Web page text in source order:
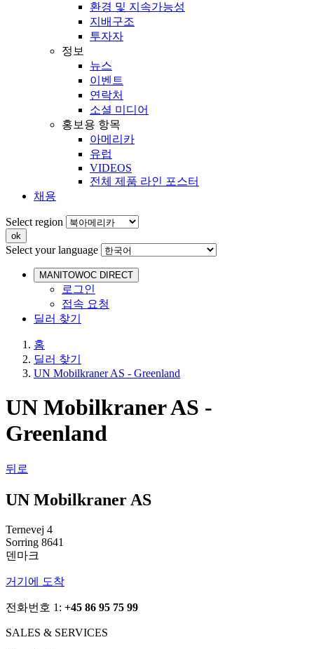
환경 및 지속가능성
지배구조
투자자
정보
뉴스
이벤트
연락처
소셜 미디어
홍보용 항목
아메리카
유럽
VIDEOS
전체 제품 라인 포스터
채용
Select region
Select your language
MANITOWOC DIRECT
로그인
접속 요청
딜러 찾기
홈
딜러 찾기
UN Mobilkraner AS - Greenland
UN Mobilkraner AS -
Greenland
뒤로
UN Mobilkraner AS
Ternevej 4
Sorring 8641
덴마크
거기에 도착
전화번호 1: +45 86 95 75 99
SALES & SERVICES